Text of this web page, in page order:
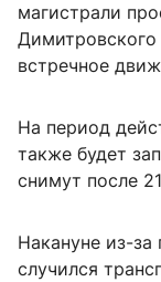
магистрали
встречное
На период
также будет
снимут после
Накануне из-за
случился